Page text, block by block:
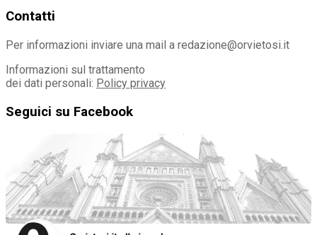
Contatti
Per informazioni inviare una mail a redazione@orvietosi.it
Informazioni sul trattamento
dei dati personali: Policy privacy
Seguici su Facebook